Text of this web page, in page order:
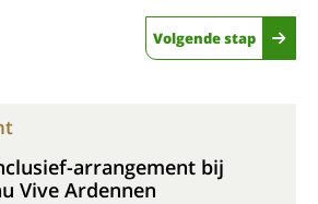
Volgende stap
arrangement bij
Vive Ardennen